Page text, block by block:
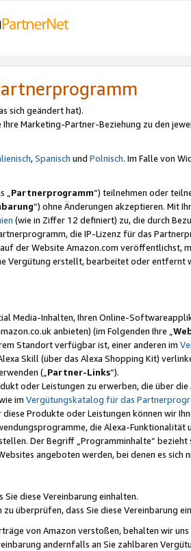
sich geändert hat).
Ihre Marketing-Partner-Beziehung zu den
,Spanisch und Polnisch. Im Falle von
„Partnerprogramm“) teilnehmen oder
“) ohne Änderungen akzeptieren. Mit
(wie in Ziffer 12 definiert) zu, die durch
die IP-Lizenz für das
der Website Amazon.com veröffentlichst,
Vergütung erstellt, bearbeitet oder entfernt
Media-Inhalten, Ihren Online-
anbieten) (im Folgenden Ihre „
Standort verfügbar ist, einer anderen im
Skill (über das Alexa Shopping Kit)
(„ Partner-Links“).
oder Leistungen zu erwerben, die über
im Vergütungskatalog für das
Produkte oder Leistungen können wir
die Alexa-Funktionalität
Der Begriff „Programminhalte“ bezieht
angeboten werden, bei denen es sich
diese Vereinbarung einhalten.
überprüfen, dass Sie diese Vereinbarung
von Amazon verstoßen, behalten wir
andernfalls an Sie zahlbaren